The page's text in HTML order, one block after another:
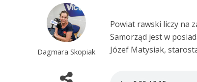
Dagmara Skopiak
Powiat rawski liczy na
Samorząd jest w
Józef Matysiak,